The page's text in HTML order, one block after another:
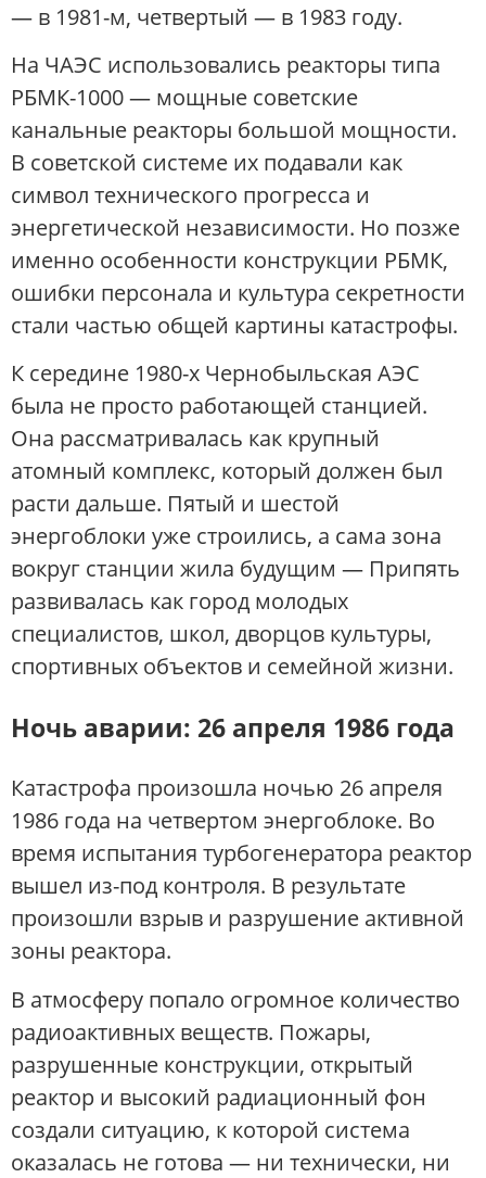
— в 1981-м, четвертый — в 1983 году.
На ЧАЭС использовались реакторы типа
РБМК-1000 — мощные советские
канальные реакторы большой мощности.
В советской системе их подавали как
символ технического прогресса и
энергетической независимости. Но позже
именно особенности конструкции РБМК,
ошибки персонала и культура секретности
стали частью общей картины катастрофы.
К середине 1980-х Чернобыльская АЭС
была не просто работающей станцией.
Она рассматривалась как крупный
атомный комплекс, который должен был
расти дальше. Пятый и шестой
энергоблоки уже строились, а сама зона
вокруг станции жила будущим — Припять
развивалась как город молодых
специалистов, школ, дворцов культуры,
спортивных объектов и семейной жизни.
Ночь аварии: 26 апреля 1986 года
Катастрофа произошла ночью 26 апреля
1986 года на четвертом энергоблоке. Во
время испытания турбогенератора реактор
вышел из-под контроля. В результате
произошли взрыв и разрушение активной
зоны реактора.
В атмосферу попало огромное количество
радиоактивных веществ. Пожары,
разрушенные конструкции, открытый
реактор и высокий радиационный фон
создали ситуацию, к которой система
оказалась не готова — ни технически, ни